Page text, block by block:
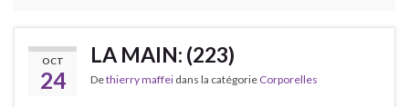
OCT
24
LA MAIN: (223)
Dethierry maffei dans la catégorie Corporelles